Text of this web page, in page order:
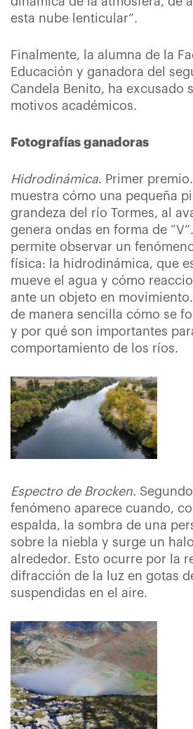
esta nube lenticular”.
Finalmente, la alumna de la
Educación y ganadora del
Candela Benito, ha excusado
motivos académicos.
Fotografías ganadoras
Hidrodinámica. Primer
muestra cómo una pequeña
grandeza del río Tormes, al
genera ondas en forma de
permite observar un
física: la hidrodinámica, que
mueve el agua y cómo
ante un objeto en
de manera sencilla cómo se
y por qué son importantes
comportamiento de los ríos.
Espectro de Brocken.
fenómeno aparece cuando,
espalda, la sombra de una
sobre la niebla y surge un
alrededor. Esto ocurre por la
difracción de la luz en gotas
suspendidas en el aire.